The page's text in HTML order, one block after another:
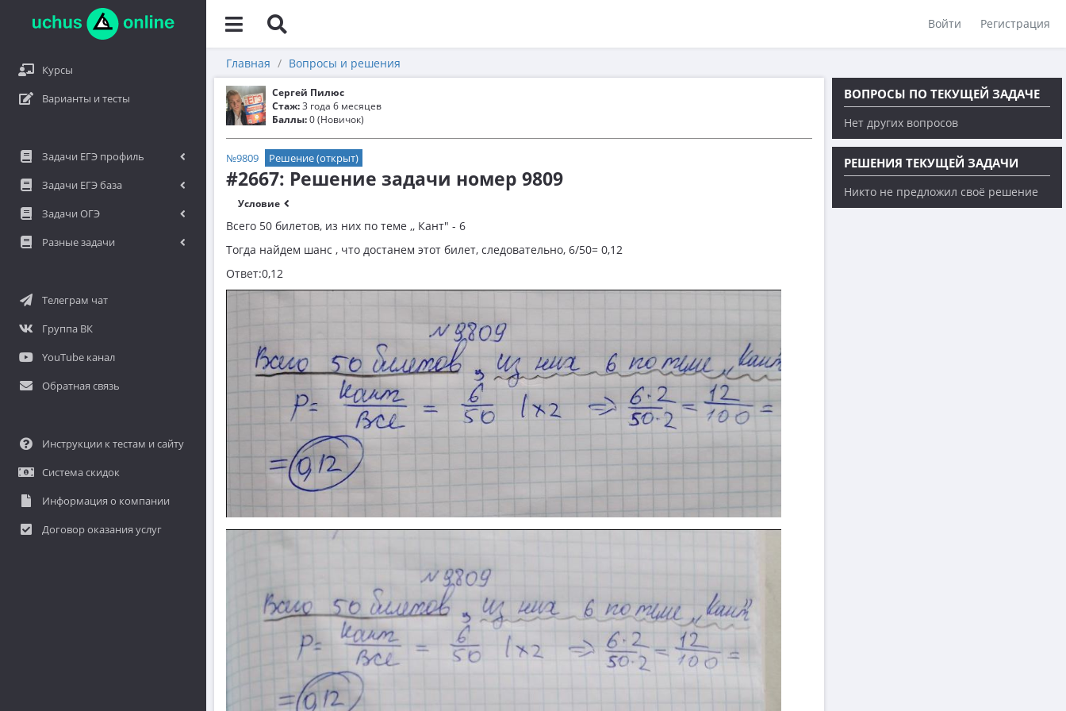
Войти Регистрация
Курсы
Варианты и тесты
Задачи ЕГЭ профиль
Задачи ЕГЭ база
Задачи ОГЭ
Разные задачи
Телеграм чат
Группа ВК
YouTube канал
Обратная связь
Инструкции к тестам и сайту
Система скидок
Информация о компании
Договор оказания услуг
Главная Вопросы и решения
Сергей Пилюс
Стаж:3 года 6 месяцев
Баллы:0 (Новичок)
№9809 Решение (открыт)
#2667: Решение задачи номер 9809
Условие
Всего 50 билетов, из них по теме ,, Кант" - 6
Тогда найдем шанс , что достанем этот билет, следовательно, 6/50= 0,12
Ответ:0,12
ВОПРОСЫ ПО ТЕКУЩЕЙ ЗАДАЧЕ
Нет других вопросов
РЕШЕНИЯ ТЕКУЩЕЙ ЗАДАЧИ
Никто не предложил своё решение